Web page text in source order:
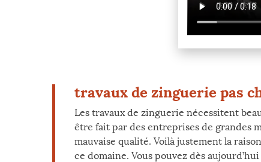
travaux de zinguerie pas
Les travaux de zinguerie nécessitent
être fait par des entreprises de grandes
mauvaise qualité. Voilà justement la
ce domaine. Vous pouvez dès